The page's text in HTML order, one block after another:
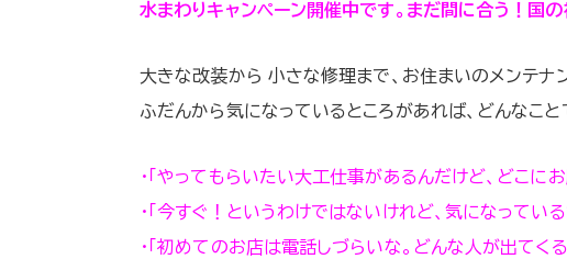
水まわりキャンペーン開催中です。まだ間に合う！国
大きな改装から 小さな修理まで、お住まいのメンテナ
ふだんから気になっているところがあれば、どんなことで
・「やってもらいたい大工仕事があるんだけど、どこに
・「今すぐ！というわけではないけれど、気になってい
・「初めてのお店は電話しづらいな。どんな人が出てく